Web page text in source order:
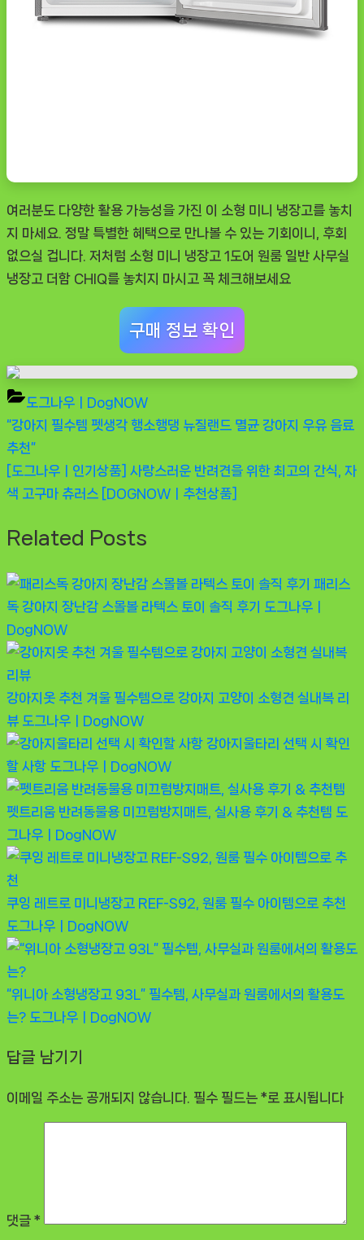
여러분도 다양한 활용 가능성을 가진 이 소형 미니 냉장고를 놓치
지 마세요. 정말 특별한 혜택으로 만나볼 수 있는 기회이니, 후회
없으실 겁니다. 저처럼 소형 미니 냉장고 1도어 원룸 일반 사무실
냉장고 더함 CHIQ를 놓치지 마시고 꼭 체크해보세요
구매 정보 확인
도그나우ㅣDogNOW
글
탐
색
Previous
Post:
“강아지 필수템 펫생각 행소행댕 뉴질랜드 멸균 강아지 우유 음료
추천”
Next
Post:
[도그나우ㅣ인기상품] 사랑스러운 반려견을 위한 최고의 간식, 자
색 고구마 츄러스 [DOGNOWㅣ추천상품]
Related Posts
패리스
독 강아지 장난감 스몰볼 라텍스 토이 솔직 후기
도그나우ㅣ
DogNOW
강아지옷 추천 겨울 필수템으로 강아지 고양이 소형견 실내복 리
뷰 도그나우ㅣDogNOW
강아지울타리 선택 시 확인
할 사항 도그나우ㅣDogNOW
펫트리움 반려동물용 미끄럼방지매트, 실사용 후기 & 추천템 도
그나우ㅣDogNOW
쿠잉 레트로 미니냉장고 REF-S92, 원룸 필수 아이템으로 추천
도그나우ㅣDogNOW
“위니아 소형냉장고 93L” 필수템, 사무실과 원룸에서의 활용도
는? 도그나우ㅣDogNOW
답글 남기기
이메일 주소는 공개되지 않습니다. 필수 필드는 *로 표시됩니다
댓글 *